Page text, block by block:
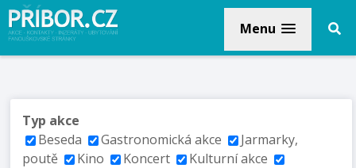
Menu
Typ akce
Beseda
Gastronomická akce
Jarmarky,
poutě
Kino Koncert
Kulturní akce